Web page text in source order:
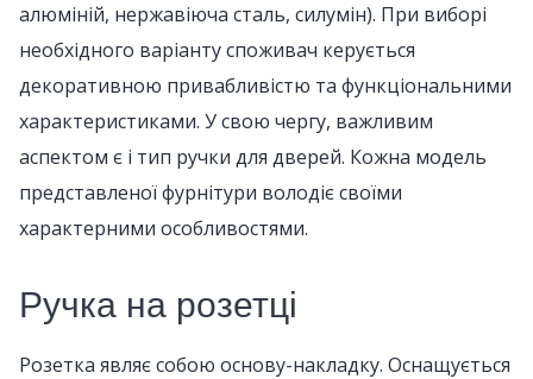
алюміній, нержавіюча сталь, силумін). При виборі
необхідного варіанту споживач керується
декоративною привабливістю та функціональними
характеристиками. У свою чергу, важливим
аспектом є і тип ручки для дверей. Кожна модель
представленої фурнітури володіє своїми
характерними особливостями.
Ручка на розетці
Розетка являє собою основу-накладку. Оснащується